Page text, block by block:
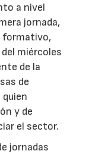
a nivel
jornada,
formativo,
miércoles
de la
de
y de
el sector.
jornadas